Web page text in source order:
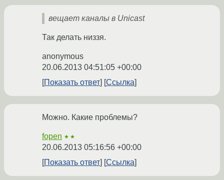
вещает каналы в Unicast
Так делать низзя.
anonymous
20.06.2013 04:51:05 +00:00
Показать ответ
Ссылка
Можно. Какие проблемы?
fopen ★★
20.06.2013 05:16:56 +00:00
Показать ответ
Ссылка